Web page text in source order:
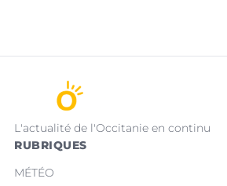
L'actualité de l'Occitanie en continu
RUBRIQUES
MÉTÉO